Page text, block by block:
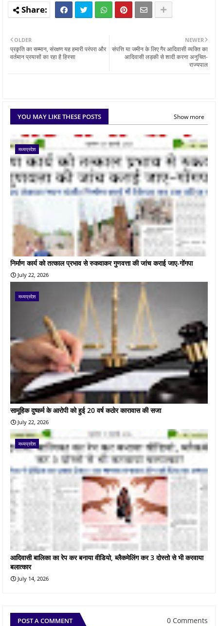
NEWER
संपत्ति या जमीन के लिए गैर आदिवासी व्यक्ति का
आदिवासी लड़की से शादी करना अनुचित-
राज्यपाल
OLDER
प्रकृति का सम्‍मान, संरक्षण यह हमारी परंपरा और
वर्तमान प्रयासों का रहा है हिस्‍सा
YOU MAY LIKE THESE POSTS Show more
मध्यप्रदेश
निर्माण कार्य को तत्काल प्रभाव से रुकवाकर गुणवत्ता की जांच कराई जाए-गोंगपा
July 22, 2026
मध्यप्रदेश
सामूहिक दुष्कर्म के आरोपी को हुई 20 वर्ष कठोर कारावास की सजा
July 22, 2026
मध्यप्रदेश
आदिवासी बालिका का रेप कर बनाया वीडियो, ब्लैकमेलिंग कर 3 दोस्तो से भी करवाया
बलात्कार
July 14, 2026
POST A COMMENT 0 Comments